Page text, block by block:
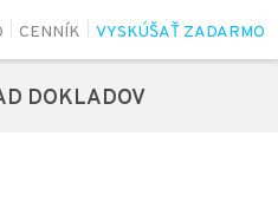
CENNÍK VYSKÚŠAŤ ZADARMO
DOKLADOV